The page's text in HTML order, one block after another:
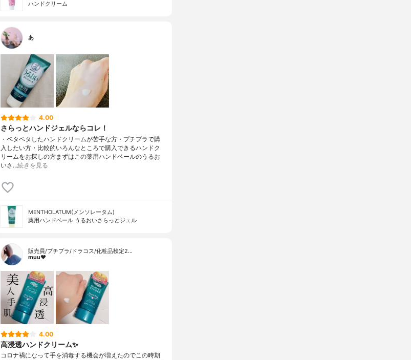
ハンドクリーム
あ
4.00
さらっとハンドジェルならコレ！
・ベタベタしたハンドクリームが苦手な方・プチプラで購
入したい方・比較的いろんなところで購入できるハンドク
リームをお探しの方まずはこの薬用ハンドベールのうるお
いさ…続きを見る
MENTHOLATUM(メンソレータム)
薬用ハンドベール うるおいさらっとジェル
販売員/プチプラ/ドラコス/化粧品検定2…
muu❤︎
4.00
高浸透ハンドクリーム✨
コロナ禍になって手を消毒する機会が増えたのでこの時期